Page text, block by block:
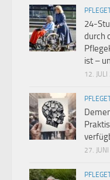
24-
durch
ist –
12.
27.